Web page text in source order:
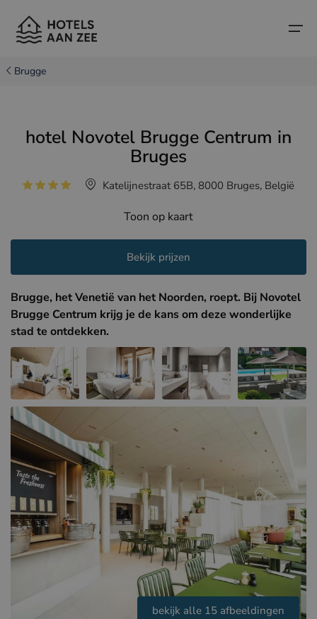
Populaire badsteden
Populaire badsteden
Hotels in Cadzand (NL)
Hotels in Blankenberge (BE)
Hotels in Middelkerke (BE)
Hotels in Sluis (NL)
Hotels in Renesse (NL)
Hotels in Duinkerke (FR)
Landen
Belgische kust
Boutique hotels
Reistips en weetjes
Brugge
hotel Novotel Brugge Centrum in
Bruges
Katelijnestraat 65B, 8000 Bruges, België
Toon op kaart
Bekijk prijzen
Brugge, het Venetië van het Noorden, roept. Bij Novotel
Brugge Centrum krijg je de kans om deze wonderlijke
stad te ontdekken.
bekijk alle 15 afbeeldingen